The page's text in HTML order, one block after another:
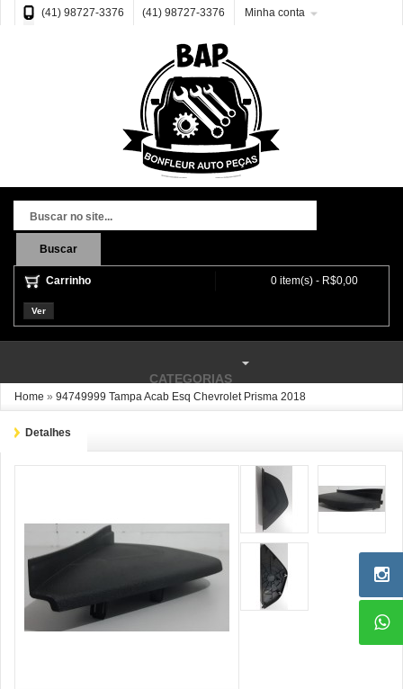
(41) 98727-3376 (41) 98727-3376 Minha conta
Buscar
Carrinho 0 item(s) - R$0,00
Ver
CATEGORIAS
Home » 94749999 Tampa Acab Esq Chevrolet Prisma 2018
Detalhes